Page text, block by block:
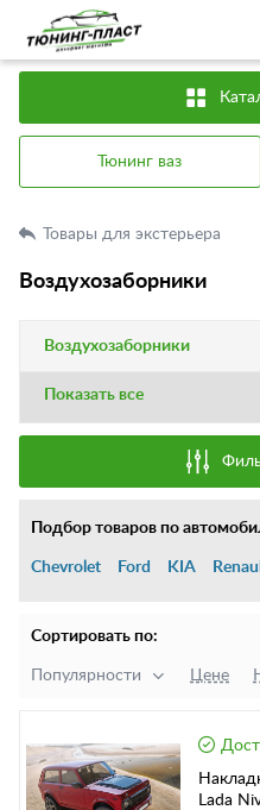
Тюнинг ваз
Товары для экстерьера
Воздухозаборники
Воздухозаборники
Показать все
Подбор товаров по
Chevrolet Ford KIA
Сортировать по:
Популярности Цене
Lada